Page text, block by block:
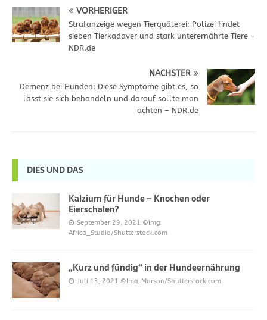
VORHERIGER
Strafanzeige wegen Tierquälerei: Polizei findet
sieben Tierkadaver und stark unterernährte Tiere –
NDR.de
NÄCHSTER
Demenz bei Hunden: Diese Symptome gibt es, so
lässt sie sich behandeln und darauf sollte man
achten – NDR.de
DIES UND DAS
Kalzium für Hunde – Knochen oder
Eierschalen?
September 29, 2021 ©Img.
Africa_Studio/Shutterstock.com
„Kurz und fündig“ in der Hundeernährung
Juli 13, 2021 ©Img. Marsan/Shutterstock.com